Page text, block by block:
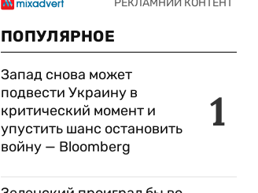
ПОПУЛЯРНОЕ
1
Запад снова может
подвести Украину в
критический момент и
упустить шанс остановить
войну — Bloomberg